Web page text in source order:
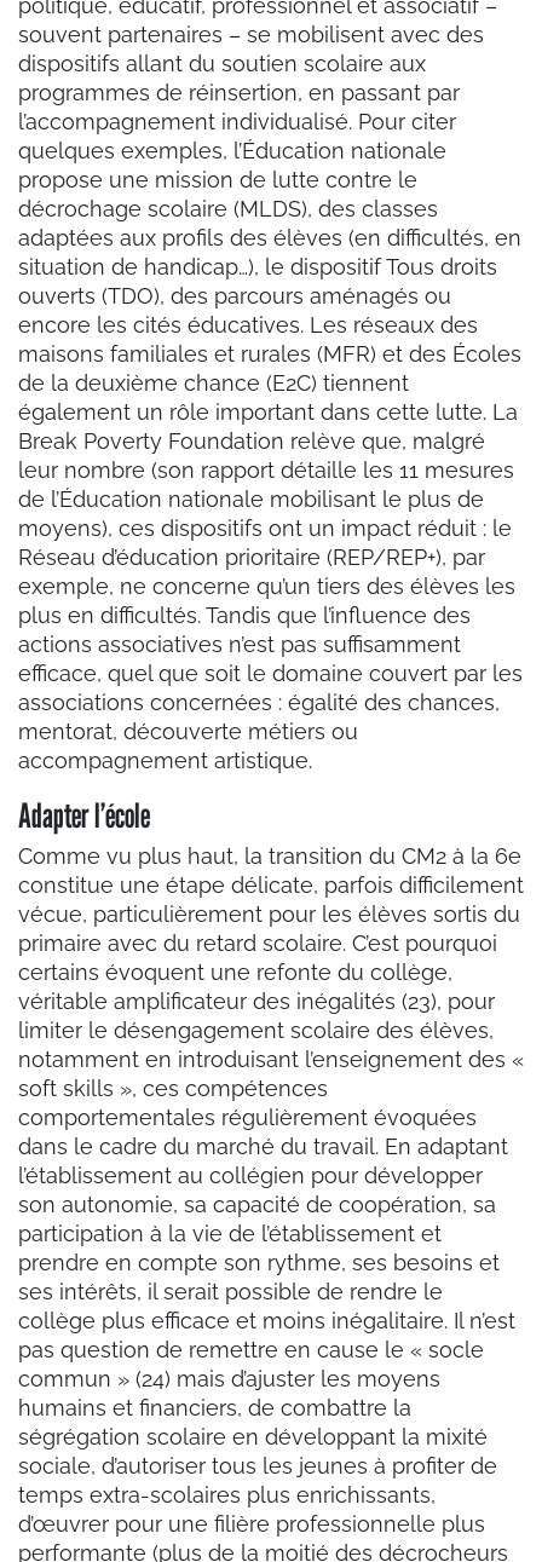
politique, éducatif, professionnel et associatif –
souvent partenaires – se mobilisent avec des
dispositifs allant du soutien scolaire aux
programmes de réinsertion, en passant par
l’accompagnement individualisé. Pour citer
quelques exemples, l’Éducation nationale
propose une mission de lutte contre le
décrochage scolaire (MLDS), des classes
adaptées aux profils des élèves (en difficultés, en
situation de handicap…), le dispositif Tous droits
ouverts (TDO), des parcours aménagés ou
encore les cités éducatives. Les réseaux des
maisons familiales et rurales (MFR) et des Écoles
de la deuxième chance (E2C) tiennent
également un rôle important dans cette lutte. La
Break Poverty Foundation relève que, malgré
leur nombre (son rapport détaille les 11 mesures
de l’Éducation nationale mobilisant le plus de
moyens), ces dispositifs ont un impact réduit : le
Réseau d’éducation prioritaire (REP/REP+), par
exemple, ne concerne qu’un tiers des élèves les
plus en difficultés. Tandis que l’influence des
actions associatives n’est pas suffisamment
efficace, quel que soit le domaine couvert par les
associations concernées : égalité des chances,
mentorat, découverte métiers ou
accompagnement artistique.
Adapter l’école
Comme vu plus haut, la transition du CM2 à la 6e
constitue une étape délicate, parfois difficilement
vécue, particulièrement pour les élèves sortis du
primaire avec du retard scolaire. C’est pourquoi
certains évoquent une refonte du collège,
véritable amplificateur des inégalités (23), pour
limiter le désengagement scolaire des élèves,
notamment en introduisant l’enseignement des «
soft skills », ces compétences
comportementales régulièrement évoquées
dans le cadre du marché du travail. En adaptant
l’établissement au collégien pour développer
son autonomie, sa capacité de coopération, sa
participation à la vie de l’établissement et
prendre en compte son rythme, ses besoins et
ses intérêts, il serait possible de rendre le
collège plus efficace et moins inégalitaire. Il n’est
pas question de remettre en cause le « socle
commun » (24) mais d’ajuster les moyens
humains et financiers, de combattre la
ségrégation scolaire en développant la mixité
sociale, d’autoriser tous les jeunes à profiter de
temps extra-scolaires plus enrichissants,
d’œuvrer pour une filière professionnelle plus
performante (plus de la moitié des décrocheurs